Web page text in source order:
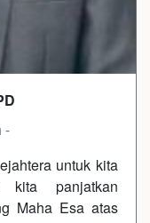
-
untuk kita
kita panjatkan
Maha Esa atas